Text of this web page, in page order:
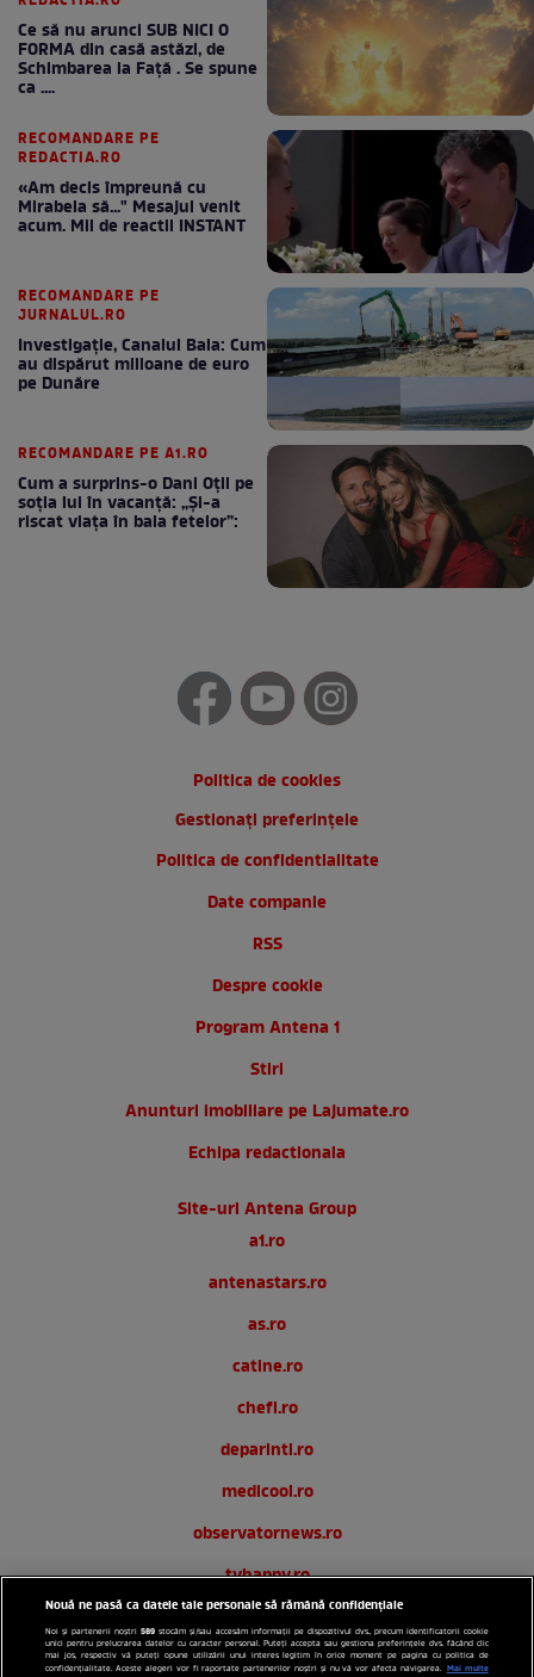
Ce să nu arunci SUB NICI O
FORMA din casă astăzi, de
Schimbarea la Față . Se spune
ca ....
RECOMANDARE PE
REDACTIA.RO
«Am decis împreună cu
Mirabela să..." Mesajul venit
acum. Mii de reactii INSTANT
RECOMANDARE PE
JURNALUL.RO
Investigație, Canalul Bala: Cum
au dispărut milioane de euro
pe Dunăre
RECOMANDARE PE A1.RO
Cum a surprins-o Dani Oțil pe
soția lui în vacanță: „Și-a
riscat viața în baia fetelor”:
Politica de cookies
Gestionați preferințele
Politica de confidentialitate
Date companie
RSS
Despre cookie
Program Antena 1
Stiri
Anunturi imobiliare pe Lajumate.ro
Echipa redactionala
Site-uri Antena Group
a1.ro
antenastars.ro
as.ro
catine.ro
chefi.ro
deparinti.ro
medicool.ro
observatornews.ro
tvhappy.ro
useit.ro
zutv.ro
Nouă ne pasă ca datele tale personale să rămână confidențiale
Noi și partenerii noștri589 stocăm și/sau accesăm informații pe dispozitivul dvs., precum identificatorii cookie
unici pentru prelucrarea datelor cu caracter personal. Puteți accepta sau gestiona preferințele dvs. făcând clic
mai jos, respectiv vă puteți opune utilizării unui interes legitim în orice moment pe pagina cu politica de
confidențialitate. Aceste alegeri vor fi raportate partenerilor noștri și nu vă vor afecta navigarea. Mai multe